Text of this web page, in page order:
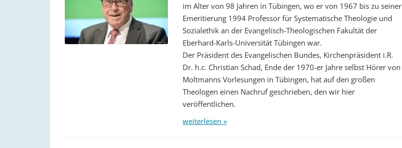
im Alter von 98 Jahren in Tübingen, wo er von 1967 bis zu seiner
Emeritierung 1994 Professor für Systematische Theologie und
Sozialethik an der Evangelisch-Theologischen Fakultät der
Eberhard-Karls-Universität Tübingen war.
Der Präsident des Evangelischen Bundes, Kirchenpräsident i.R.
Dr. h.c. Christian Schad, Ende der 1970-er Jahre selbst Hörer von
Moltmanns Vorlesungen in Tübingen, hat auf den großen
Theologen einen Nachruf geschrieben, den wir hier
veröffentlichen.
weiterlesen »